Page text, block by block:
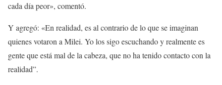
cada día peor», comentó.
Y agregó: «En realidad, es al contrario de lo que se imaginan
quienes votaron a Milei. Yo los sigo escuchando y realmente es
gente que está mal de la cabeza, que no ha tenido contacto con la
realidad”.